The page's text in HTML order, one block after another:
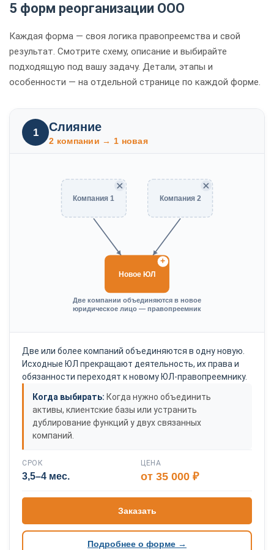
5 форм реорганизации ООО
Каждая форма — своя логика правопреемства и свой
результат. Смотрите схему, описание и выбирайте
подходящую под вашу задачу. Детали, этапы и
особенности — на отдельной странице по каждой форме.
1 Слияние
2 компании → 1 новая
Компания 1 Компания 2
Новое ЮЛ
+
Две компании объединяются в новое
юридическое лицо — правопреемник
Две или более компаний объединяются в одну новую.
Исходные ЮЛ прекращают деятельность, их права и
обязанности переходят к новому ЮЛ-правопреемнику.
Когда выбирать: Когда нужно объединить
активы, клиентские базы или устранить
дублирование функций у двух связанных
компаний.
СРОК
3,5–4 мес.
ЦЕНА
от 35 000 ₽
Заказать
Подробнее о форме →